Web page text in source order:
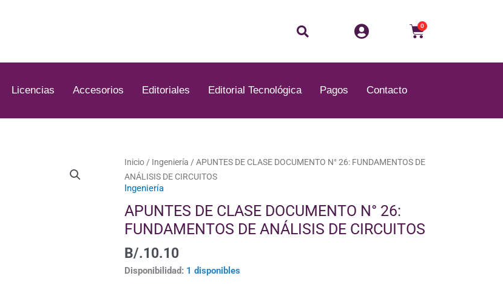
Buscar 0
Carrito
Licencias Accesorios Editoriales Editorial Tecnológica Pagos Contacto
Inicio / Ingeniería / APUNTES DE CLASE DOCUMENTO N° 26: FUNDAMENTOS DE
ANÁLISIS DE CIRCUITOS
Ingeniería
APUNTES DE CLASE DOCUMENTO N° 26:
FUNDAMENTOS DE ANÁLISIS DE CIRCUITOS
B/.10.10
Disponibilidad: 1 disponibles
APUNTES
DE
CLASE
DOCUMENTO
N°
26:
FUNDAMENTOS
ANÁLISIS